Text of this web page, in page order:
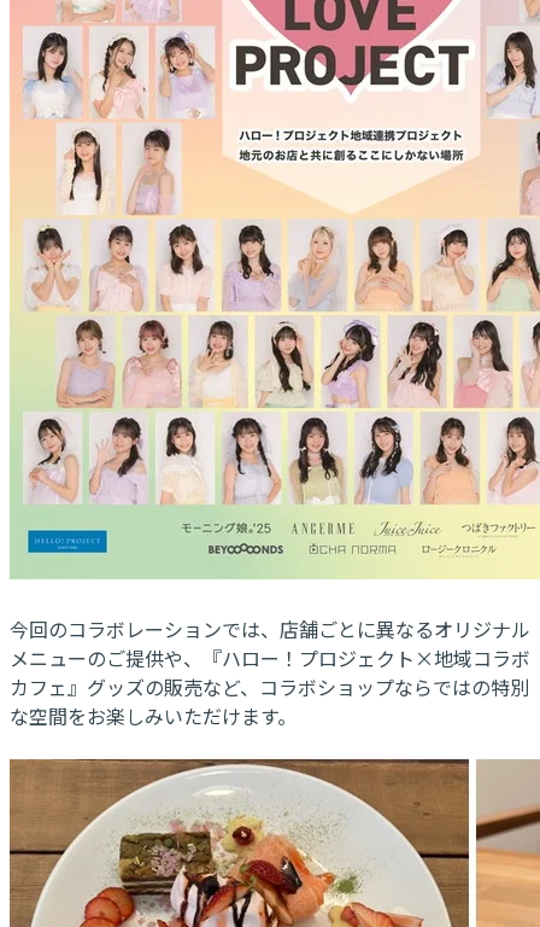
今回のコラボレーションでは、店舗ごとに異なるオリジナル
メニューのご提供や、『ハロー！プロジェクト×地域コラボ
カフェ』グッズの販売など、コラボショップならではの特別
な空間をお楽しみいただけます。